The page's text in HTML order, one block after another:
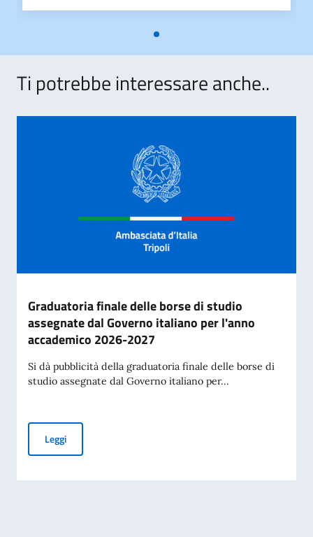
Ti potrebbe interessare anche..
Graduatoria finale delle borse di studio
assegnate dal Governo italiano per l'anno
accademico 2026-2027
Si dà pubblicità della graduatoria finale delle borse di
studio assegnate dal Governo italiano per...
LeggiGraduatoria finale delle borse di studio assegnate dal